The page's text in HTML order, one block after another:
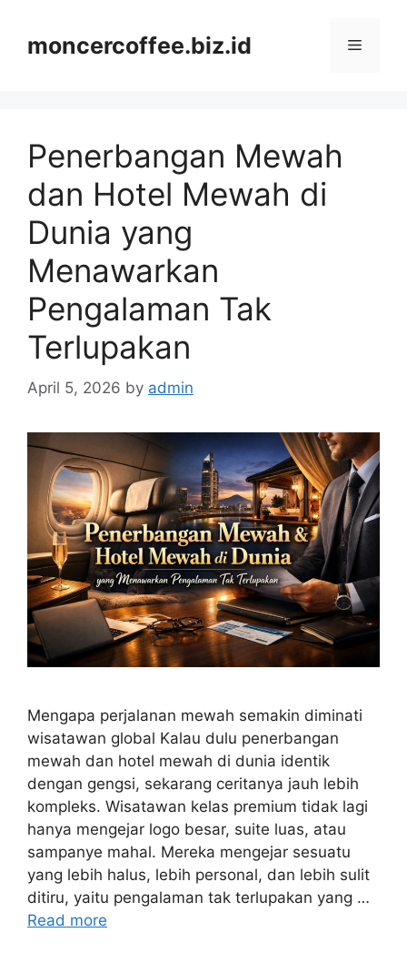
contentmoncercoffee.biz.id Menu
Penerbangan Mewah
dan Hotel Mewah di
Dunia yang
Menawarkan
Pengalaman Tak
Terlupakan
April 5, 2026 by admin
Mengapa perjalanan mewah semakin diminati
wisatawan global Kalau dulu penerbangan
mewah dan hotel mewah di dunia identik
dengan gengsi, sekarang ceritanya jauh lebih
kompleks. Wisatawan kelas premium tidak lagi
hanya mengejar logo besar, suite luas, atau
sampanye mahal. Mereka mengejar sesuatu
yang lebih halus, lebih personal, dan lebih sulit
ditiru, yaitu pengalaman tak terlupakan yang …
Read more